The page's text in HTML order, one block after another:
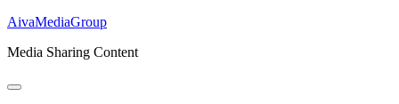
AivaMediaGroup
Media Sharing Content